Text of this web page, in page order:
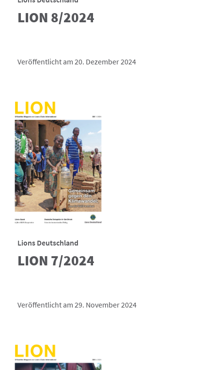
LION 8/2024
Veröffentlicht am 20. Dezember 2024
Lions Deutschland
LION 7/2024
Veröffentlicht am 29. November 2024